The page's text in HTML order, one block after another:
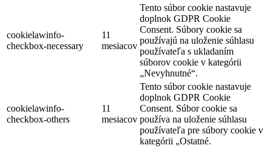
cookielawinfo-
checkbox-necessary
11
mesiacov
Tento súbor cookie nastavuje
doplnok GDPR Cookie
Consent. Súbory cookie sa
používajú na uloženie súhlasu
používateľa s ukladaním
súborov cookie v kategórii
„Nevyhnutné“.
cookielawinfo-
checkbox-others
11
mesiacov
Tento súbor cookie nastavuje
doplnok GDPR Cookie
Consent. Súbor cookie sa
používa na uloženie súhlasu
používateľa pre súbory cookie v
kategórii „Ostatné.